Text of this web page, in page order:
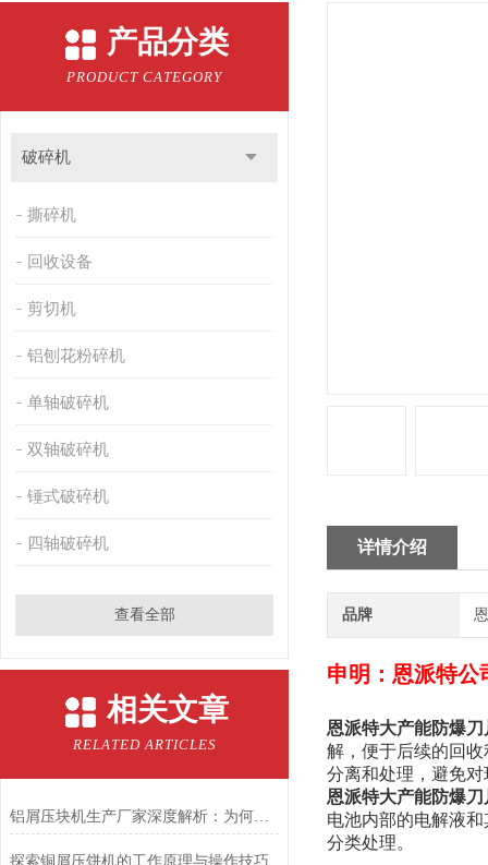
产品分类
PRODUCT CATEGORY
破碎机
撕碎机
回收设备
剪切机
铝刨花粉碎机
单轴破碎机
双轴破碎机
锤式破碎机
四轴破碎机
查看全部
相关文章
RELATED ARTICLES
铝屑压块机生产厂家深度解析：为何恩派特成为市场的信赖之选
探索铜屑压饼机的工作原理与操作技巧
详情介绍
品牌
申明：恩派特公
恩派特大产能防爆
解，便于后续的回
分离和处理，避免
恩派特大产能防爆
电池内部的电解液
分类处理。